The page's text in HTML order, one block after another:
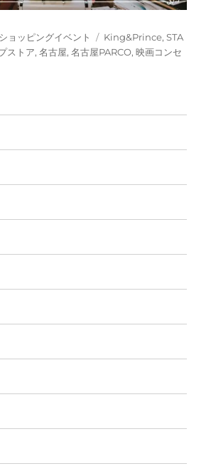
ショッピングイベント
タ
グ
King&Prince,STA
ストア,名古屋,名古屋PARCO,映画コンセ